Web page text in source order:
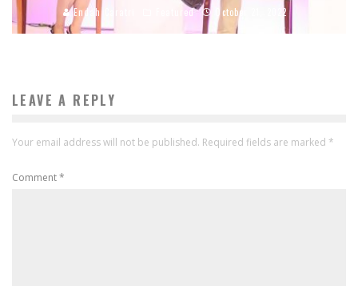
Endah Caratri Featured October 21, 2022
LEAVE A REPLY
Your email address will not be published. Required fields are marked *
Comment*